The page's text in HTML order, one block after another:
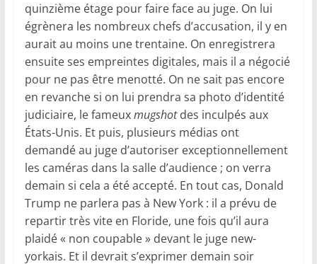
quinzième étage pour faire face au juge. On lui
égrènera les nombreux chefs d’accusation, il y en
aurait au moins une trentaine. On enregistrera
ensuite ses empreintes digitales, mais il a négocié
pour ne pas être menotté. On ne sait pas encore
en revanche si on lui prendra sa photo d’identité
judiciaire, le fameuxmugshotdes inculpés aux
États-Unis. Et puis, plusieurs médias ont
demandé au juge d’autoriser exceptionnellement
les caméras dans la salle d’audience ; on verra
demain si cela a été accepté. En tout cas, Donald
Trump ne parlera pas à New York : il a prévu de
repartir très vite en Floride, une fois qu’il aura
plaidé « non coupable » devant le juge new-
yorkais. Et il devrait s’exprimer demain soir